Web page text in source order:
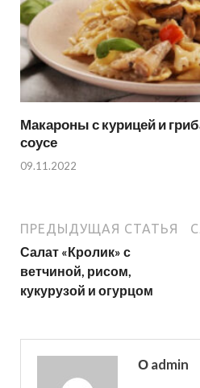
Макароны с курицей и
соусе
09.11.2022
ПРЕДЫДУЩАЯ СТАТЬЯ
Салат «Кролик» с
ветчиной, рисом,
кукурузой и огурцом
О admin